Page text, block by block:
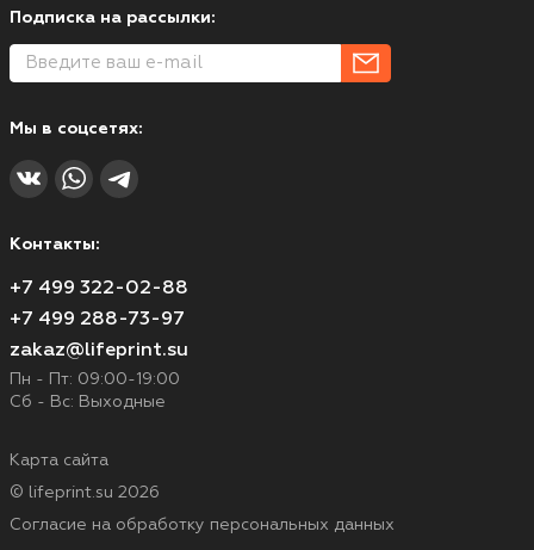
Подписка на рассылки:
Мы в соцсетях:
Контакты:
+7 499 322-02-88
+7 499 288-73-97
zakaz@lifeprint.su
Пн - Пт: 09:00-19:00
Сб - Вс: Выходные
Карта сайта
© lifeprint.su 2026
Согласие на обработку персональных данных